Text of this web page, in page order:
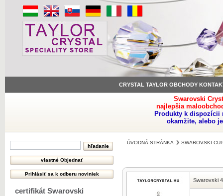
CRYSTAL TAYLOR OBCHODY
Swarovski
najlepšia
Produkty k dispozícii
okamžite, alebo
certifikát Swarovski
ÚVODNÁ STRÁNKA SWAROVSKI
Swarovski